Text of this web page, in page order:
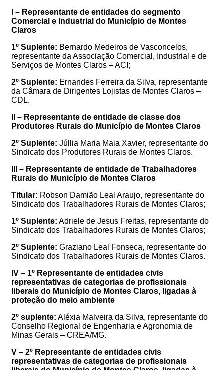
I – Representante de entidades do segmento
Comercial e Industrial do Município de Montes
Claros
1º Suplente: Bernardo Medeiros de Vasconcelos,
representante da Associação Comercial, Industrial e de
Serviços de Montes Claros – ACI;
2º Suplente: Ernandes Ferreira da Silva, representante
da Câmara de Dirigentes Lojistas de Montes Claros –
CDL.
II – Representante de entidade de classe dos
Produtores Rurais do Município de Montes Claros
2º Suplente: Júllia Maria Maia Xavier, representante do
Sindicato dos Produtores Rurais de Montes Claros.
III – Representante de entidade de Trabalhadores
Rurais do Município de Montes Claros
Titular: Robson Damião Leal Araujo, representante do
Sindicato dos Trabalhadores Rurais de Montes Claros;
1º Suplente: Adriele de Jesus Freitas, representante do
Sindicato dos Trabalhadores Rurais de Montes Claros;
2º Suplente: Graziano Leal Fonseca, representante do
Sindicato dos Trabalhadores Rurais de Montes Claros.
IV – 1º Representante de entidades civis
representativas de categorias de profissionais
liberais do Município de Montes Claros, ligadas à
proteção do meio ambiente
2º suplente: Aléxia Malveira da Silva, representante do
Conselho Regional de Engenharia e Agronomia de
Minas Gerais – CREA/MG.
V – 2º Representante de entidades civis
representativas de categorias de profissionais